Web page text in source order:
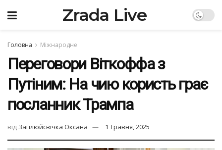
Zrada Live
Головна Міжнародне
Переговори Віткоффа з
Путіним: На чию користь грає
посланник Трампа
від Заплюйсвічка Оксана 1 Травня, 2025